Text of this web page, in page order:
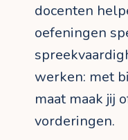
docenten
oefeningen
werken: met
maat maak jij
vorderingen.